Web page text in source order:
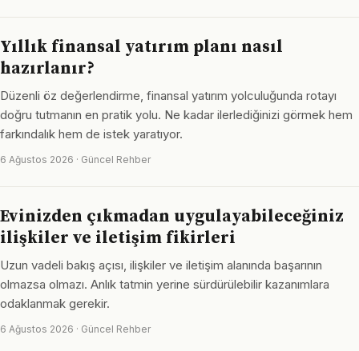
Yıllık finansal yatırım planı nasıl
hazırlanır?
Düzenli öz değerlendirme, finansal yatırım yolculuğunda rotayı
doğru tutmanın en pratik yolu. Ne kadar ilerlediğinizi görmek hem
farkındalık hem de istek yaratıyor.
6 Ağustos 2026 · Güncel Rehber
Evinizden çıkmadan uygulayabileceğiniz
ilişkiler ve iletişim fikirleri
Uzun vadeli bakış açısı, ilişkiler ve iletişim alanında başarının
olmazsa olmazı. Anlık tatmin yerine sürdürülebilir kazanımlara
odaklanmak gerekir.
6 Ağustos 2026 · Güncel Rehber